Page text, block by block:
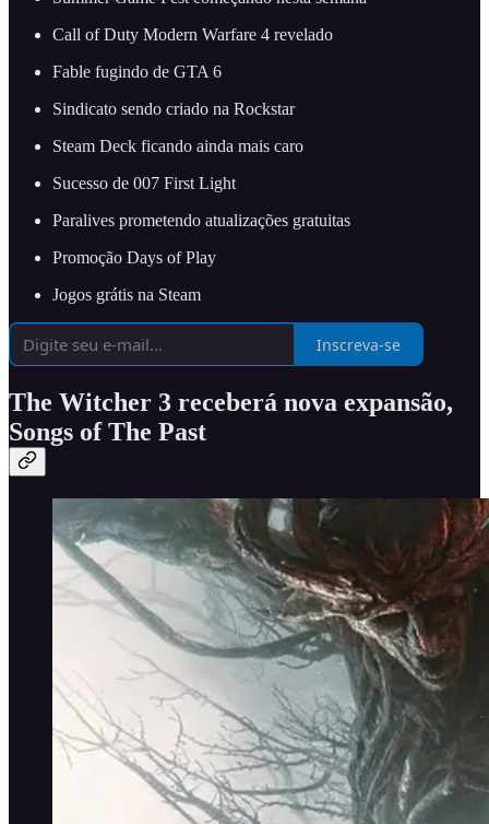
Call of Duty Modern Warfare 4 revelado
Fable fugindo de GTA 6
Sindicato sendo criado na Rockstar
Steam Deck ficando ainda mais caro
Sucesso de 007 First Light
Paralives prometendo atualizações gratuitas
Promoção Days of Play
Jogos grátis na Steam
Inscreva-se
The Witcher 3 receberá nova expansão,
Songs of The Past